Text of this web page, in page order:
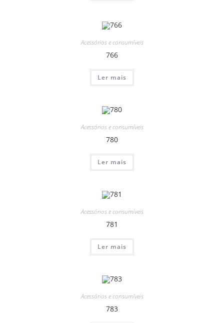
Acessórios e consumíveis
766
Ler mais
Acessórios e consumíveis
780
Ler mais
Acessórios e consumíveis
781
Ler mais
Acessórios e consumíveis
783